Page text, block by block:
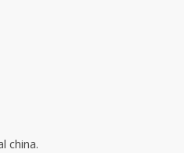
china.